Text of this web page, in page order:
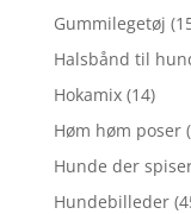
Gummilegetøj
Halsbånd til
Hokamix (14)
Høm høm poser
Hunde der
Hundebilleder